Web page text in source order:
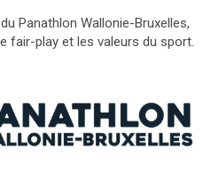
Panathlon Wallonie-Bruxelles,
fair-play et les valeurs du sport.